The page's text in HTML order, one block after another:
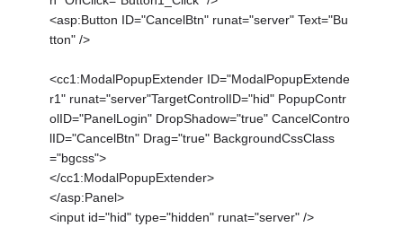
<asp:Button ID="CancelBtn" runat="server" Text="Bu
tton" />
<cc1:ModalPopupExtender ID="ModalPopupExtende
r1" runat="server"TargetControlID="hid" PopupContr
olID="PanelLogin" DropShadow="true" CancelContro
lID="CancelBtn" Drag="true" BackgroundCssClass
="bgcss">
</cc1:ModalPopupExtender>
</asp:Panel>
<input id="hid" type="hidden" runat="server" />